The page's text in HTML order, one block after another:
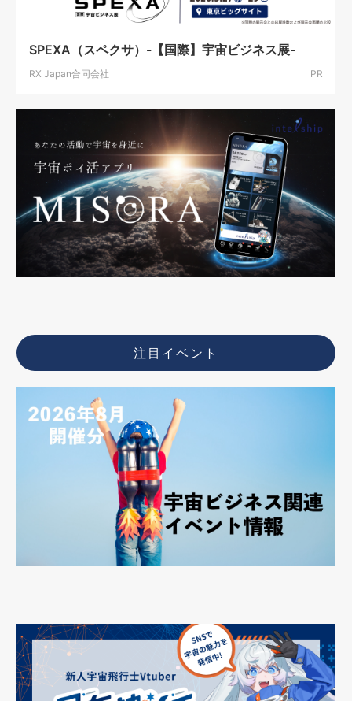
SPEXA（スペクサ）-【国際】宇宙ビジネス展-
RX Japan合同会社 PR
注目イベント